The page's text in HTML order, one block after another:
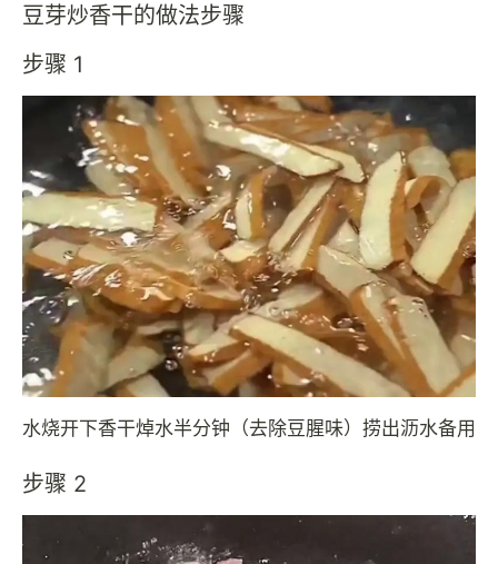
豆芽炒香干的做法步骤
步骤 1
水烧开下香干焯水半分钟（去除豆腥味）捞出沥水备用
步骤 2